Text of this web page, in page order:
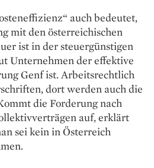
auch bedeutet,
mit den österreichischen
ist in der steuergünstigen
Unternehmen der effektive
Genf ist. Arbeitsrechtlich
dort werden auch die
die Forderung nach
auf, erklärt
sei kein in Österreich